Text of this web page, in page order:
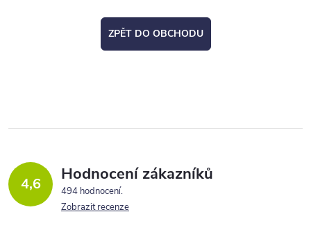
ZPĚT DO OBCHODU
4,6 Hodnocení zákazníků
494 hodnocení
Zobrazit recenze